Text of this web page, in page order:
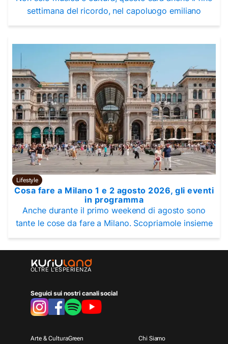
settimana del ricordo, nel capoluogo emiliano
Lifestyle
Cosa fare a Milano 1 e 2 agosto 2026, gli eventi
in programma
Anche durante il primo weekend di agosto sono
tante le cose da fare a Milano. Scopriamole insieme
OLTRE L'ESPERIENZA
Seguici sui nostri canali social
Arte & CulturaGreen Chi Siamo